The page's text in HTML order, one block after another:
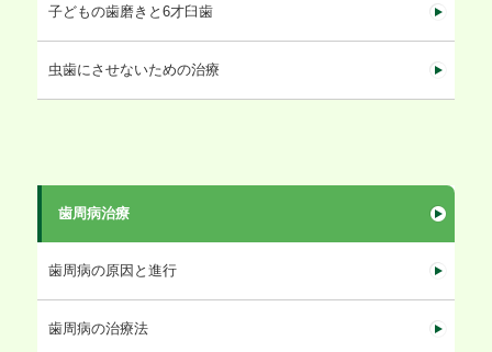
子どもの歯磨きと6才臼歯
虫歯にさせないための治療
歯周病治療
歯周病の原因と進行
歯周病の治療法